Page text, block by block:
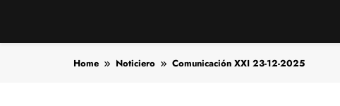
Home Noticiero Comunicación XXI 23-12-2025